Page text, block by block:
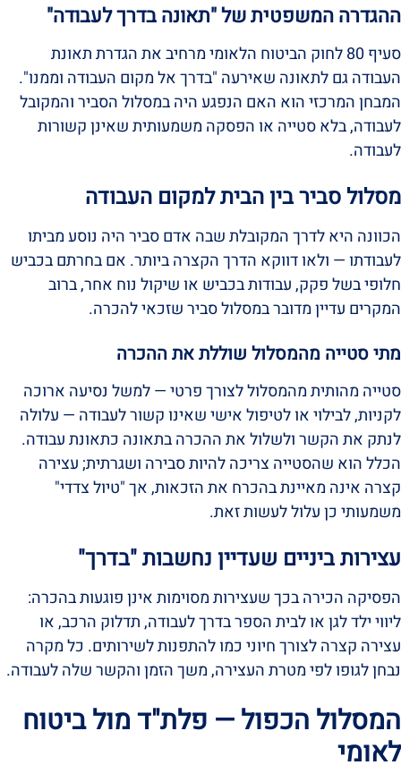
ההגדרה המשפטית של "תאונה בדרך לעבודה"
סעיף 80 לחוק הביטוח הלאומי מרחיב את הגדרת תאונת
העבודה גם לתאונה שאירעה "בדרך אל מקום העבודה וממנו".
המבחן המרכזי הוא האם הנפגע היה במסלול הסביר והמקובל
לעבודה, בלא סטייה או הפסקה משמעותית שאינן קשורות
לעבודה.
מסלול סביר בין הבית למקום העבודה
הכוונה היא לדרך המקובלת שבה אדם סביר היה נוסע מביתו
לעבודתו — ולאו דווקא הדרך הקצרה ביותר. אם בחרתם בכביש
חלופי בשל פקק, עבודות בכביש או שיקול נוח אחר, ברוב
המקרים עדיין מדובר במסלול סביר שזכאי להכרה.
מתי סטייה מהמסלול שוללת את ההכרה
סטייה מהותית מהמסלול לצורך פרטי — למשל נסיעה ארוכה
לקניות, לבילוי או לטיפול אישי שאינו קשור לעבודה — עלולה
לנתק את הקשר ולשלול את ההכרה בתאונה כתאונת עבודה.
הכלל הוא שהסטייה צריכה להיות סבירה ושגרתית; עצירה
קצרה אינה מאיינת בהכרח את הזכאות, אך "טיול צדדי"
משמעותי כן עלול לעשות זאת.
עצירות ביניים שעדיין נחשבות "בדרך"
הפסיקה הכירה בכך שעצירות מסוימות אינן פוגעות בהכרה:
ליווי ילד לגן או לבית הספר בדרך לעבודה, תדלוק הרכב, או
עצירה קצרה לצורך חיוני כמו להתפנות לשירותים. כל מקרה
נבחן לגופו לפי מטרת העצירה, משך הזמן והקשר שלה לעבודה.
המסלול הכפול — פלת"ד מול ביטוח
לאומי